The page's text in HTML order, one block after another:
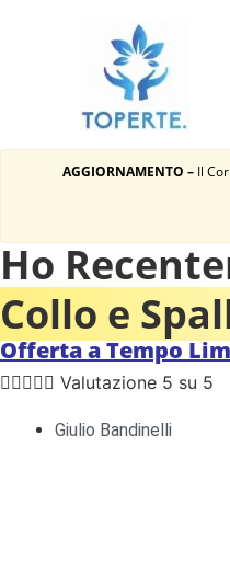
AGGIORNAMENTO – Il
Ho
Collo e
Offerta a Tempo
 Valutazione 5 su 5
Giulio Bandinelli